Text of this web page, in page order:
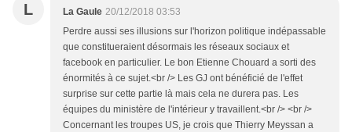
L La Gaule 20/12/2018 03:53
Perdre aussi ses illusions sur l'horizon politique indépassable
que constitueraient désormais les réseaux sociaux et
facebook en particulier. Le bon Etienne Chouard a sorti des
énormités à ce sujet.<br /> Les GJ ont bénéficié de l'effet
surprise sur cette partie là mais cela ne durera pas. Les
équipes du ministère de l'intérieur y travaillent.<br /> <br />
Concernant les troupes US, je crois que Thierry Meyssan a